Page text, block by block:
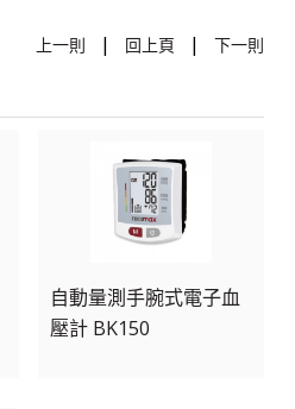
上一則 | 回上頁 | 下一則
自動量測手腕式電子血
壓計 BK150